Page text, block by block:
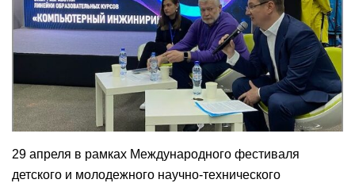
29 апреля в рамках Международного фестиваля
детского и молодежного научно-технического